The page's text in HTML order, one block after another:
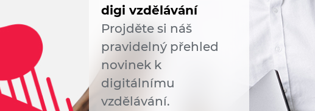
digi vzdělávání
Projděte si náš
pravidelný přehled
novinek k
digitálnímu
vzdělávání.